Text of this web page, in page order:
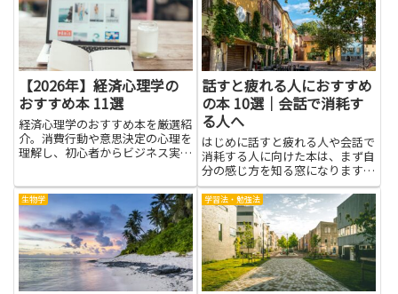
し、急な支払いに備える余裕が生
まれます。利益だけで判断せず現
役立ちます。難しい用語を覚える
より、身の回りの出来事と結びつ
けて...
【2026年】経済心理学の
おすすめ本 11選
経済心理学のおすすめ本を厳選紹
介。消費行動や意思決定の心理を
理解し、初心者からビジネス実務
話すと疲れる人におすすめ
の本 10選｜会話で消耗す
る人へ
はじめに話すと疲れる人や会話で
消耗する人に向けた本は、まず自
分の感じ方を知る窓になります。
なぜ相手の言葉で疲れてしまうの
か、その仕組みや背景にある心理
を学べば、無駄な自己否定を減ら
せます。言い換えや受け流し方、
話す量の調整、相手との距離の
取...
生物学 学習法・勉強法